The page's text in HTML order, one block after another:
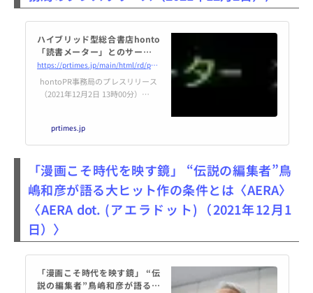
ハイブリッド型総合書店honto
「読書メーター」とのサービス
連携を開始
https://prtimes.jp/main/html/rd/p/000000689.000009424.html
hontoPR事務局のプレスリリース
（2021年12月2日 13時00分）ハイ
prtimes.jp
「漫画こそ時代を映す鏡」 “伝説の編集者”鳥
嶋和彦が語る大ヒット作の条件とは〈AERA〉
〈AERA dot. (アエラドット)（2021年12月1
日）〉
「漫画こそ時代を映す鏡」 “伝
説の編集者”鳥嶋和彦が語る大